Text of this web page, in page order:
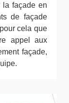
la façade en
de façade
cela que
appel aux
façade,